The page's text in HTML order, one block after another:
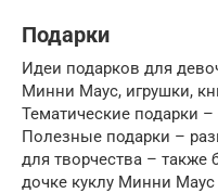
Подарки
Идеи подарков для
Минни Маус, игрушки,
Тематические подарки
Полезные подарки –
для творчества – также
дочке куклу Минни